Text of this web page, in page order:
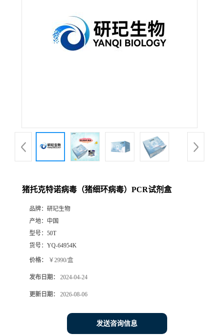
猪托克特诺病毒（猪细环病毒）PCR试剂盒
品牌： 研玘生物
产地： 中国
型号： 50T
货号： YQ-64954K
价格： ￥2990/盒
发布日期： 2024-04-24
更新日期： 2026-08-06
发送咨询信息